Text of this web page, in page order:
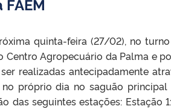
quinta-feira (27/02), no
Centro Agropecuário da Palma e
realizadas antecipadamente
próprio dia no saguão principal
das seguintes estações: Estação